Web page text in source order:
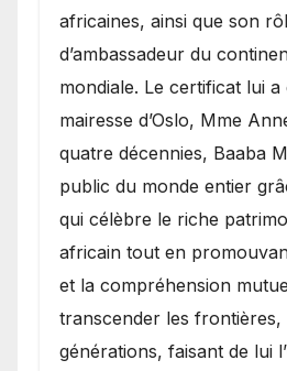
africaines, ainsi que son
d’ambassadeur du
mondiale. Le certificat lui
mairesse d’Oslo, Mme
quatre décennies, Baaba
public du monde entier
qui célèbre le riche
africain tout en
et la compréhension
transcender les frontières,
générations, faisant de lui